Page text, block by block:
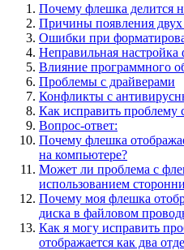
Почему флешка делится
Причины появления двух
Ошибки при
Неправильная
Влияние программного
Проблемы с драйверами
Конфликты с
Как исправить проблему
Вопрос-ответ:
Почему флешка
на компьютере?
Может ли проблема с
использованием
Почему моя флешка
диска в файловом
Как я могу исправить
отображается как два